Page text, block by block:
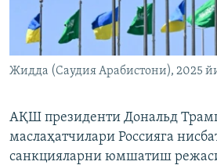
Жидда (Саудия Арабистони), 2025
АҚШ президенти Дональд
маслаҳатчилари Россияга
санкцияларни юмшатиш